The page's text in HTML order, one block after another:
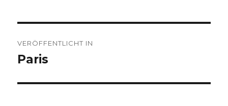
VERÖFFENTLICHT IN
Paris